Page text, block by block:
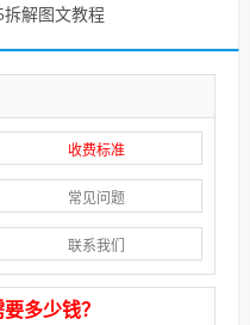
解图文教程
收费标准
常见问题
联系我们
多少钱？